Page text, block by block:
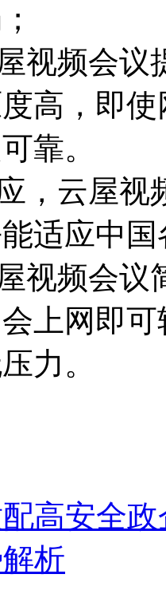
视频会
高，即
靠。
，云屋
适应中
视频会议
上网即
力。
高安全
析